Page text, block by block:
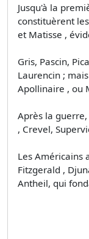
Jusqu'à la
constituèrent
et Matisse ,
Gris, Pascin,
Laurencin ;
Apollinaire , ou
Après la
, Crevel,
Les Américains
Fitzgerald ,
Antheil, qui